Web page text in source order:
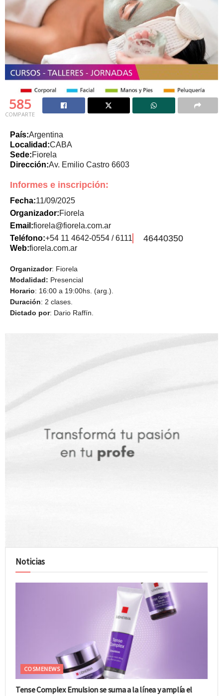
585
COMPARTE
País:Argentina
Localidad:CABA
Sede:Fiorela
Dirección:Av. Emilio Castro 6603
Informes e inscripción:
Fecha:11/09/2025
Organizador:Fiorela
Email:fiorela@fiorela.com.ar
Teléfono:+54 11 4642-0554 / 6111 46440350
Web:fiorela.com.ar
Organizador: Fiorela
Modalidad: Presencial
Horario: 16:00 a 19:00hs. (arg.).
Duración: 2 clases.
Dictado por: Dario Raffín.
Noticias
COSMENEWS
Tense Complex Emulsion se suma a la línea y amplía el